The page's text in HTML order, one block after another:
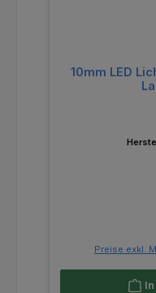
10mm LED
Preise exkl.